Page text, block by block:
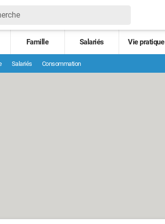
Famille Salariés Vie pratique
Salariés Consommation